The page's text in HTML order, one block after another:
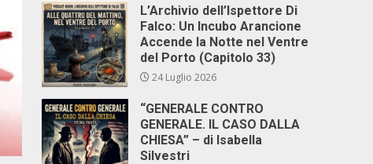
L’Archivio dell’Ispettore Di
Falco: Un Incubo Arancione
Accende la Notte nel Ventre
del Porto (Capitolo 33)
24 Luglio 2026
“GENERALE CONTRO
GENERALE. IL CASO DALLA
CHIESA” – di Isabella
Silvestri